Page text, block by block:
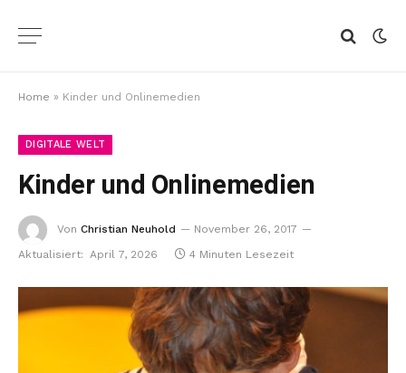
Home » Kinder und Onlinemedien
DIGITALE WELT
Kinder und Onlinemedien
Von Christian Neuhold
November 26, 2017
Aktualisiert: April 7, 2026 4 Minuten Lesezeit